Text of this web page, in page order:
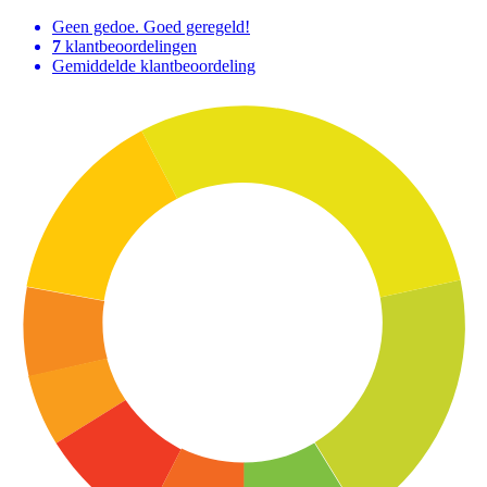
Geen gedoe. Goed geregeld!
7 klantbeoordelingen
Gemiddelde klantbeoordeling